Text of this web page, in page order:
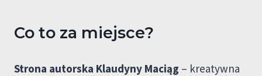
Co to za miejsce?
Strona autorska Klaudyny Maciąg – kreatywna